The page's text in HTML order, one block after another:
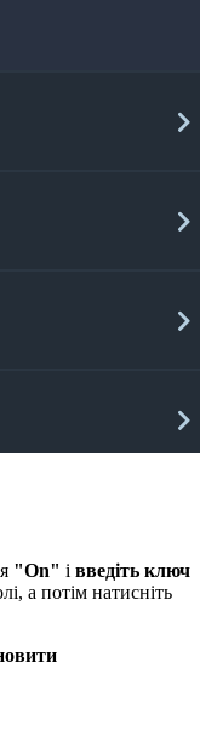
"On" і введіть ключ
а потім натисніть